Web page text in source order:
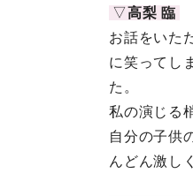
▽高梨 臨
お話をいた
に笑ってし
た。
私の演じる
自分の子供
んどん激し